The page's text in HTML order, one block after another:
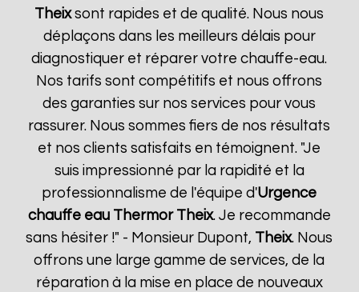
Theixsont rapides et de qualité. Nous nous
déplaçons dans les meilleurs délais pour
diagnostiquer et réparer votre chauffe-eau.
Nos tarifs sont compétitifs et nous offrons
des garanties sur nos services pour vous
rassurer. Nous sommes fiers de nos résultats
et nos clients satisfaits en témoignent. "Je
suis impressionné par la rapidité et la
professionnalisme de l'équipe d'Urgence
chauffe eau Thermor Theix. Je recommande
sans hésiter !" - Monsieur Dupont, Theix. Nous
offrons une large gamme de services, de la
réparation à la mise en place de nouveaux